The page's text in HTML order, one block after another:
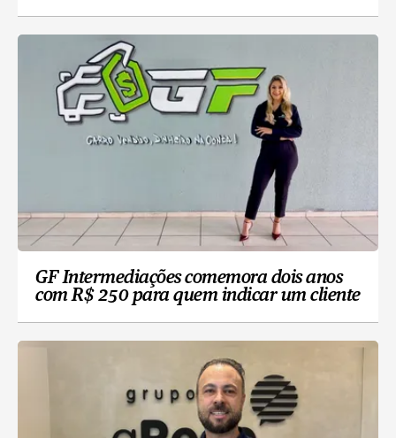
GF Intermediações comemora dois anos
com R$ 250 para quem indicar um cliente